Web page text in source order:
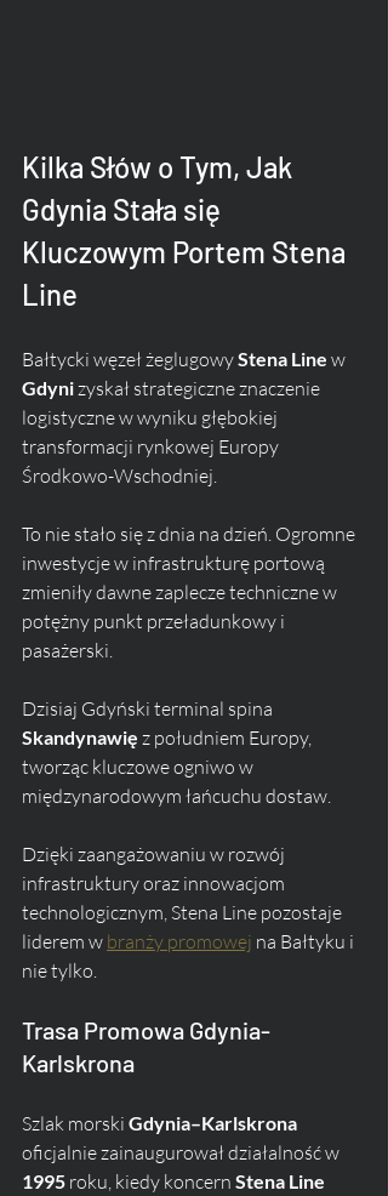
Kilka Słów o Tym, Jak
Gdynia Stała się
Kluczowym Portem Stena
Line
Bałtycki węzeł żeglugowy Stena Line w
Gdyni zyskał strategiczne znaczenie
logistyczne w wyniku głębokiej
transformacji rynkowej Europy
Środkowo-Wschodniej.
To nie stało się z dnia na dzień. Ogromne
inwestycje w infrastrukturę portową
zmieniły dawne zaplecze techniczne w
potężny punkt przeładunkowy i
pasażerski.
Dzisiaj Gdyński terminal spina
Skandynawię z południem Europy,
tworząc kluczowe ogniwo w
międzynarodowym łańcuchu dostaw.
Dzięki zaangażowaniu w rozwój
infrastruktury oraz innowacjom
technologicznym, Stena Line pozostaje
liderem w branży promowej na Bałtyku i
nie tylko.
Trasa Promowa Gdynia-
Karlskrona
Szlak morski Gdynia–Karlskrona
oficjalnie zainaugurował działalność w
1995 roku, kiedy koncern Stena Line